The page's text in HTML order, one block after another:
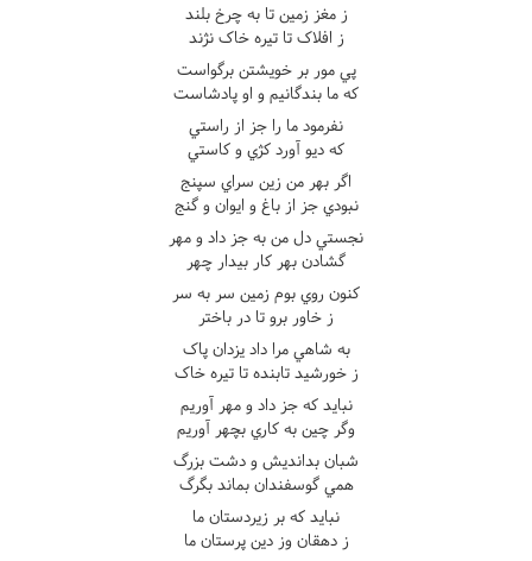
ز مغز زمين تا به چرخ بلند
ز افلاک تا تيره خاک نژند
پي مور بر خويشتن برگواست
که ما بندگانيم و او پادشاست
نفرمود ما را جز از راستي
که ديو آورد کژي و کاستي
اگر بهر من زين سراي سپنج
نبودي جز از باغ و ايوان و گنج
نجستي دل من به جز داد و مهر
گشادن بهر کار بيدار چهر
کنون روي بوم زمين سر به سر
ز خاور برو تا در باختر
به شاهي مرا داد يزدان پاک
ز خورشيد تابنده تا تيره خاک
نبايد که جز داد و مهر آوريم
وگر چين به کاري بچهر آوريم
شبان بدانديش و دشت بزرگ
همي گوسفندان بماند بگرگ
نبايد که بر زيردستان ما
ز دهقان وز دين پرستان ما